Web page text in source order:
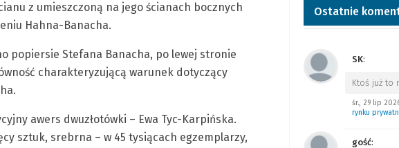
z umieszczoną na jego ścianach bocznych
Hahna-Banacha.
popiersie Stefana Banacha, po lewej stronie
charakteryzującą warunek dotyczący
awers dwuzłotówki – Ewa Tyc-Karpińska.
sztuk, srebrna – w 45 tysiącach egzemplarzy,
Ostatnie
SK:
Ktoś już to
śr., 29 lip
rynku
gość: